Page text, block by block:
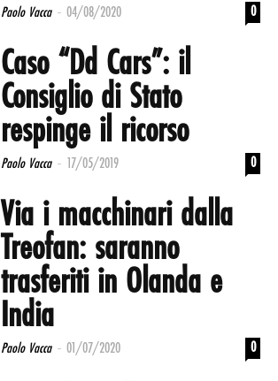
Paolo Vacca - 04/08/2020 0
Caso “Dd Cars”: il
Consiglio di Stato
respinge il ricorso
Paolo Vacca - 17/05/2019 0
Via i macchinari dalla
Treofan: saranno
trasferiti in Olanda e
India
Paolo Vacca - 01/07/2020 0